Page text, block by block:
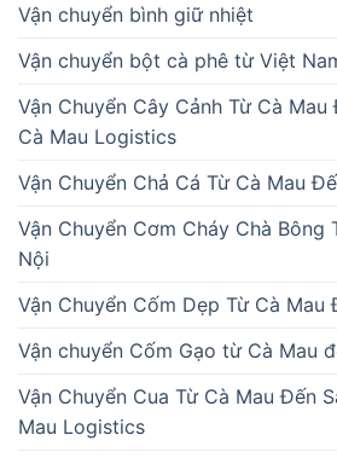
Vận chuyển bình giữ nhiệt
Vận chuyển bột cà phê từ Việt
Vận Chuyển Cây Cảnh Từ Cà
Cà Mau Logistics
Vận Chuyển Chả Cá Từ Cà Mau
Vận Chuyển Cơm Cháy Chà Bông
Nội
Vận Chuyển Cốm Dẹp Từ Cà Mau
Vận chuyển Cốm Gạo từ Cà Mau
Vận Chuyển Cua Từ Cà Mau Đến
Mau Logistics